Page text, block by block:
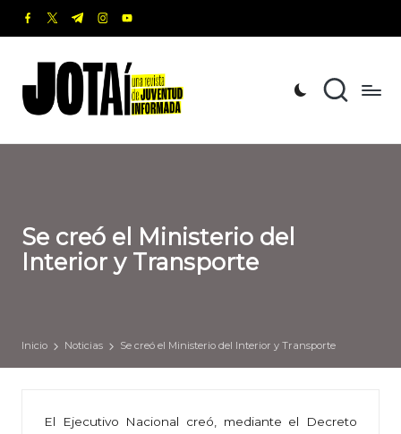
Saltar
contenido
facebook.com
twitter.com
t.me instagram.com
youtube.com
o
t
revista
de
Informada
Se creó el Ministerio del
Interior y Transporte
Inicio Noticias Se creó el Ministerio del Interior y Transporte
El Ejecutivo Nacional creó, mediante el Decreto